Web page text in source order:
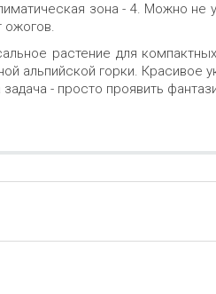
зона - 4. Можно не
ожогов.
растение для
альпийской горки.
- просто проявить